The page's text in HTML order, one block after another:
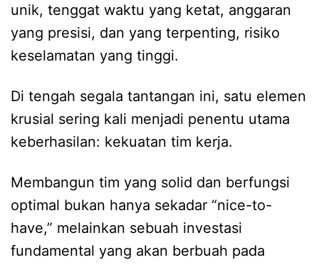
unik, tenggat waktu yang ketat, anggaran
yang presisi, dan yang terpenting, risiko
keselamatan yang tinggi.
Di tengah segala tantangan ini, satu elemen
krusial sering kali menjadi penentu utama
keberhasilan: kekuatan tim kerja.
Membangun tim yang solid dan berfungsi
optimal bukan hanya sekadar “nice-to-
have,” melainkan sebuah investasi
fundamental yang akan berbuah pada